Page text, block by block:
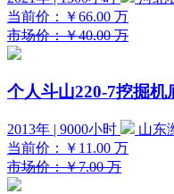
当前价：
￥66.00 万
市场价：￥40.00 万
个人斗山220-7挖掘机
2013年 | 9000小时
山东
当前价：
￥11.00 万
市场价：￥7.00 万